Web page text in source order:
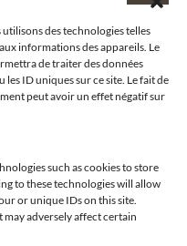
des technologies telles
informations des appareils. Le
de traiter des données
ID uniques sur ce site. Le fait de
peut avoir un effet négatif sur
such as cookies to store
to these technologies will allow
or unique IDs on this site.
adversely affect certain